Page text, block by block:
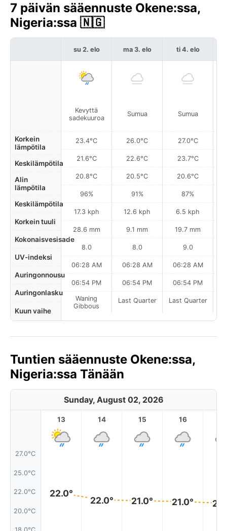
7 päivän sääennuste Okene:ssa,
Nigeria:ssa 🇳🇬
Korkein
lämpötila
Keskilämpötila
Alin
lämpötila
Keskilämpötila
Korkein tuuli
Kokonaisvesisade
UV-indeksi
Auringonnousu
Auringonlasku
Kuun vaihe
su 2. elo
Kevyttä
sadekuuroa
23.4°C
21.6°C
20.8°C
96%
17.3 kph
28.6 mm
8.0
06:28 AM
06:54 PM
Waning
Gibbous
ma 3. elo
Sumua
26.0°C
22.6°C
20.5°C
91%
12.6 kph
9.1 mm
8.0
06:28 AM
06:54 PM
Last Quarter
ti 4. elo
Sumua
27.0°C
23.7°C
20.6°C
87%
6.5 kph
19.7 mm
9.0
06:28 AM
06:54 PM
Last Quarter
Tuntien sääennuste Okene:ssa,
Nigeria:ssa Tänään
Sunday, August 02, 2026
27.0°C
25.0°C
22.0°C
20.0°C
18.0°C
13
22.0°
14
22.0°
15
21.0°
16
21.0°